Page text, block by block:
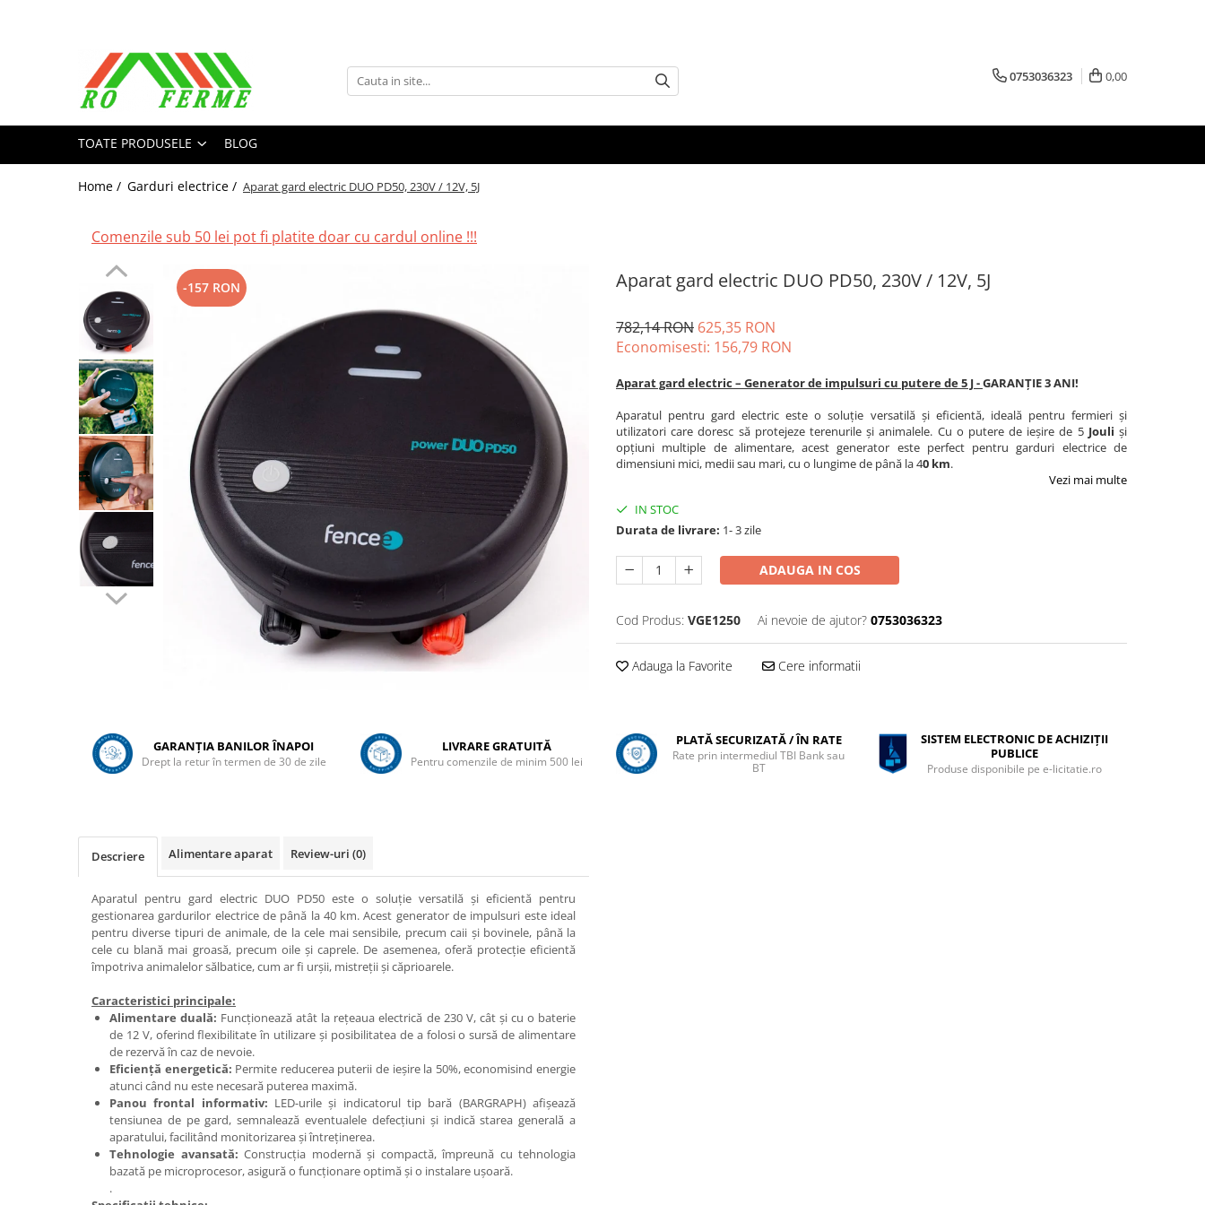
Toate Produsele
Cresterea viteilor
Ingrijire in general
Ingrijirea copitelor
Sanatatea ugerului
Cresterea mieilor
Echipament grajd
Echipamente boxe
Ingrijire in general
Echipament grajd
Ingrijire in general
0753036323 0,00
TOATE PRODUSELE BLOG
Home / Garduri electrice / Aparat gard electric DUO PD50, 230V / 12V, 5J
Comenzile sub 50 lei pot fi platite doar cu cardul online !!!
Aparat gard electric DUO PD50, 230V / 12V, 5J
-157 RON
782,14 RON 625,35 RON
Economisesti: 156,79 RON
Aparat gard electric – Generator de impulsuri cu putere de 5 J -GARANȚIE 3 ANI!
Aparatul pentru gard electric este o soluție versatilă și eficientă, ideală pentru fermieri și
utilizatori care doresc să protejeze terenurile și animalele. Cu o putere de ieșire de 5Jouli și
opțiuni multiple de alimentare, acest generator este perfect pentru garduri electrice de
dimensiuni mici, medii sau mari, cu o lungime de până la 40 km.
Vezi mai multe
IN STOC
Durata de livrare: 1- 3 zile
ADAUGA IN COS
Cod Produs: VGE1250 Ai nevoie de ajutor? 0753036323
Adauga la Favorite Cere informatii
GARANȚIA BANILOR ÎNAPOI
Drept la retur în termen de 30 de zile
LIVRARE GRATUITĂ
Pentru comenzile de minim 500 lei
PLATĂ SECURIZATĂ / ÎN RATE
Rate prin intermediul TBI Bank sau
BT
SISTEM ELECTRONIC DE ACHIZIȚII
PUBLICE
Produse disponibile pe e-licitatie.ro
Descriere Alimentare aparat Review-uri (0)
Aparatul pentru gard electric DUO PD50 este o soluție versatilă și eficientă pentru
gestionarea gardurilor electrice de până la 40 km. Acest generator de impulsuri este ideal
pentru diverse tipuri de animale, de la cele mai sensibile, precum caii și bovinele, până la
cele cu blană mai groasă, precum oile și caprele. De asemenea, oferă protecție eficientă
împotriva animalelor sălbatice, cum ar fi urșii, mistreții și căprioarele.
Caracteristici principale:
Alimentare duală: Funcționează atât la rețeaua electrică de 230 V, cât și cu o baterie
de 12 V, oferind flexibilitate în utilizare și posibilitatea de a folosi o sursă de alimentare
de rezervă în caz de nevoie.
Eficiență energetică: Permite reducerea puterii de ieșire la 50%, economisind energie
atunci când nu este necesară puterea maximă.
Panou frontal informativ: LED-urile și indicatorul tip bară (BARGRAPH) afișează
tensiunea de pe gard, semnalează eventualele defecțiuni și indică starea generală a
aparatului, facilitând monitorizarea și întreținerea.
Tehnologie avansată: Construcția modernă și compactă, împreună cu tehnologia
bazată pe microprocesor, asigură o funcționare optimă și o instalare ușoară.
.